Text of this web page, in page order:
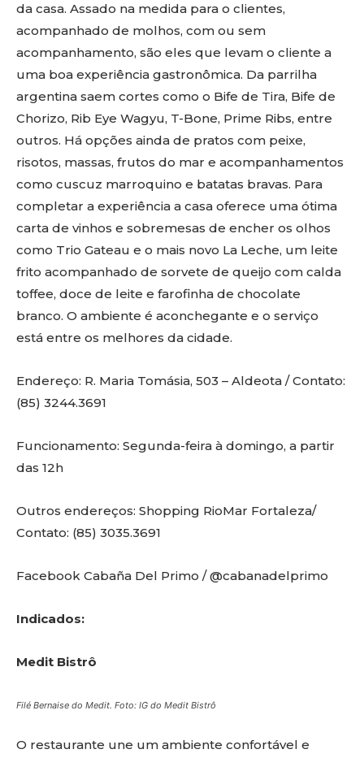
da casa. Assado na medida para o clientes,
acompanhado de molhos, com ou sem
acompanhamento, são eles que levam o cliente a
uma boa experiência gastronômica. Da parrilha
argentina saem cortes como o Bife de Tira, Bife de
Chorizo, Rib Eye Wagyu, T-Bone, Prime Ribs, entre
outros. Há opções ainda de pratos com peixe,
risotos, massas, frutos do mar e acompanhamentos
como cuscuz marroquino e batatas bravas. Para
completar a experiência a casa oferece uma ótima
carta de vinhos e sobremesas de encher os olhos
como Trio Gateau e o mais novo La Leche, um leite
frito acompanhado de sorvete de queijo com calda
toffee, doce de leite e farofinha de chocolate
branco. O ambiente é aconchegante e o serviço
está entre os melhores da cidade.
Endereço: R. Maria Tomásia, 503 – Aldeota / Contato:
(85) 3244.3691
Funcionamento: Segunda-feira à domingo, a partir
das 12h
Outros endereços: Shopping RioMar Fortaleza/
Contato: (85) 3035.3691
Facebook Cabaña Del Primo / @cabanadelprimo
Indicados:
Medit Bistrô
Filé Bernaise do Medit. Foto: IG do Medit Bistrô
O restaurante une um ambiente confortável e